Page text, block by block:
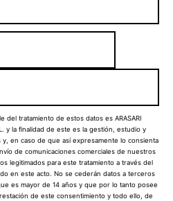
del tratamiento de estos datos es ARASARI
y la finalidad de este es la gestión, estudio y
en caso de que así expresamente lo consienta
de comunicaciones comerciales de nuestros
legitimados para este tratamiento a través del
en este acto. No se cederán datos a terceros
es mayor de 14 años y que por lo tanto posee
de este consentimiento y todo ello, de